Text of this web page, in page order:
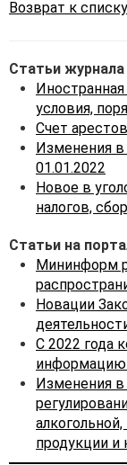
Возврат к списку
Статьи
условия,
Счет
Изменения в
01.01.2022
Новое в
налогов,
Статьи на
Мининформ
Новации
С 2022 года
информацию
Изменения в
продукции и